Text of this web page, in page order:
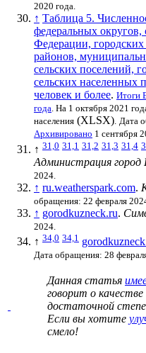
2020 года.
↑ Таблица 5.
федеральных округов,
Федерации,
районов,
сельских поселений,
сельских населенных
человек и более. Итоги
года. На 1 октября 2021
населения (XLSX). Дата
Архивировано 1 сентября
↑ 31,0 31,1 31,2 31,3 31,4
Администрация город
2024.
↑ ru.weatherspark.com.
обращения: 22 февраля
↑ gorodkuzneck.ru.
2024.
↑ 34,0 34,1
Дата обращения: 28
Данная статья
говорит о
достаточной
Если вы хотите
смело!